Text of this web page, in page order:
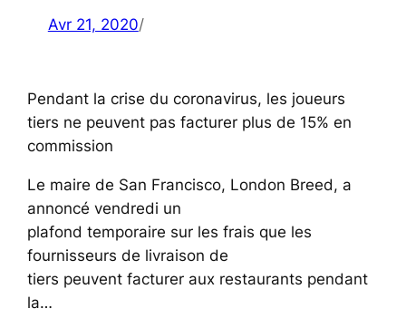
Avr 21, 2020/
Pendant la crise du coronavirus, les joueurs
tiers ne peuvent pas facturer plus de 15% en
commission
Le maire de San Francisco, London Breed, a
annoncé vendredi un
plafond temporaire sur les frais que les
fournisseurs de livraison de
tiers peuvent facturer aux restaurants pendant
la…